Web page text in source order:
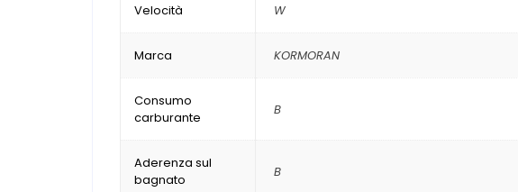
Velocità W
Marca KORMORAN
Consumo
carburante
B
Aderenza sul
bagnato
B